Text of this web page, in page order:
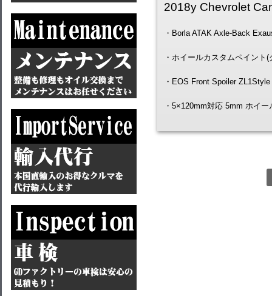
2018y Chevrolet
・Borla ATAK Axle-Back
・ホイールカスタムペイント
・EOS Front Spoiler
・5×120mm対応 5mm ホイ